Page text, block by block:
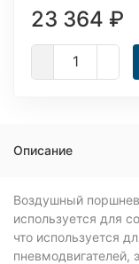
23 364 ₽
Описание
Воздушный
используется для
что используется
пневмодвигателей,